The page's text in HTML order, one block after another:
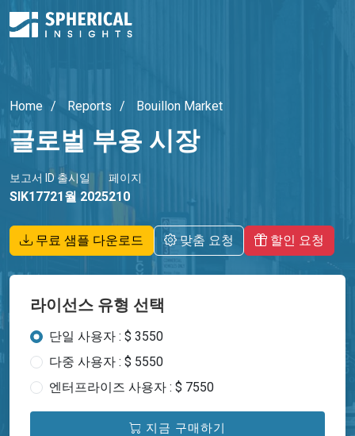
Home Reports Bouillon Market
글로벌 부용 시장
보고서 ID
SIK1772
출시일
1월 2025
페이지
210
무료 샘플 다운로드 맞춤 요청 할인 요청
라이선스 유형 선택
단일 사용자 : $ 3550
다중 사용자 : $ 5550
엔터프라이즈 사용자 : $ 7550
지금 구매하기